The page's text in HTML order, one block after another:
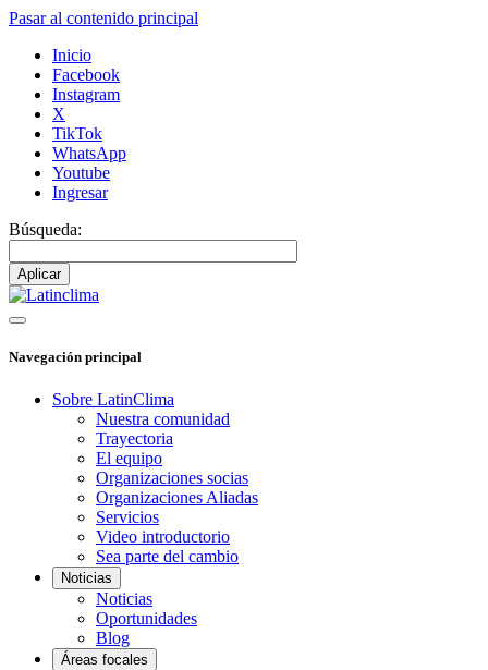
Pasar al contenido principal
Inicio
Facebook
Instagram
X
TikTok
WhatsApp
Youtube
Ingresar
Búsqueda:
Navegación principal
Sobre LatinClima
Nuestra comunidad
Trayectoria
El equipo
Organizaciones socias
Organizaciones Aliadas
Servicios
Video introductorio
Sea parte del cambio
Noticias
Noticias
Oportunidades
Blog
Áreas focales